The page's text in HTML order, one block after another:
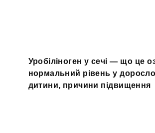
Уробіліноген у сечі — що це
нормальний рівень у
дитини, причини підвищення